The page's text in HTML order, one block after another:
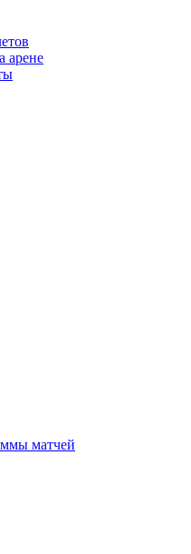
арене
матчей